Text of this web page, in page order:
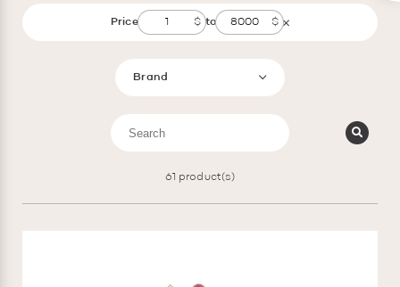
Price to
Brand
61 product(s)